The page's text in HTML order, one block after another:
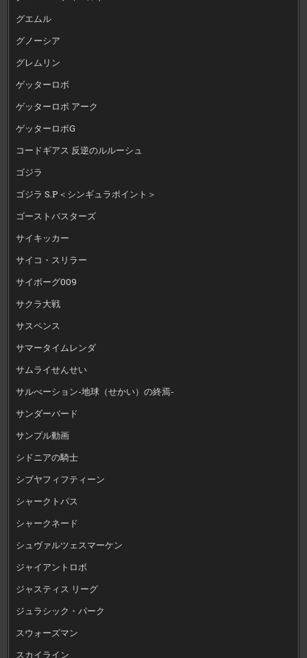
グエムル
グノーシア
グレムリン
ゲッターロボ
ゲッターロボ アーク
ゲッターロボG
コードギアス 反逆のルルーシュ
ゴジラ
ゴジラ S.P＜シンギュラポイント＞
ゴーストバスターズ
サイキッカー
サイコ・スリラー
サイボーグ009
サクラ大戦
サスペンス
サマータイムレンダ
サムライせんせい
サルべーション-地球（せかい）の終焉-
サンダーバード
サンプル動画
シドニアの騎士
シブヤフィフティーン
シャークトパス
シャークネード
シュヴァルツェスマーケン
ジャイアントロボ
ジャスティス リーグ
ジュラシック・パーク
スウォーズマン
スカイライン